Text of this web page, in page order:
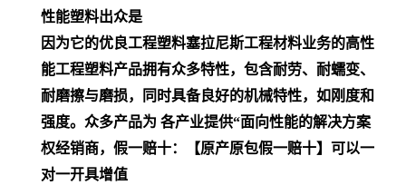
性能塑料出众是
因为它的优良工程塑料塞拉尼斯工程材料业务的高性
能工程塑料产品拥有众多特性，包含耐劳、耐蠕变、
耐磨擦与磨损，同时具备良好的机械特性，如刚度和
强度。众多产品为 各产业提供“面向性能的解决方案
权经销商，假一赔十：【原产原包假一赔十】可以一
对一开具增值